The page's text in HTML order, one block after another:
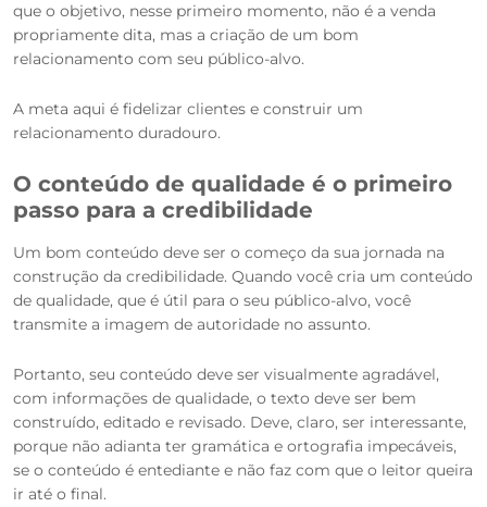
que o objetivo, nesse primeiro momento, não é a venda
propriamente dita, mas a criação de um bom
relacionamento com seu público-alvo.
A meta aqui é fidelizar clientes e construir um
relacionamento duradouro.
O conteúdo de qualidade é o primeiro
passo para a credibilidade
Um bom conteúdo deve ser o começo da sua jornada na
construção da credibilidade. Quando você cria um conteúdo
de qualidade, que é útil para o seu público-alvo, você
transmite a imagem de autoridade no assunto.
Portanto, seu conteúdo deve ser visualmente agradável,
com informações de qualidade, o texto deve ser bem
construído, editado e revisado. Deve, claro, ser interessante,
porque não adianta ter gramática e ortografia impecáveis,
se o conteúdo é entediante e não faz com que o leitor queira
ir até o final.